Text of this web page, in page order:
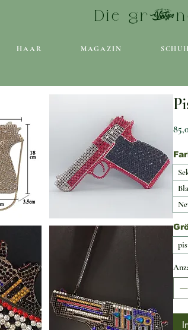
Die
HAAR MAGAZIN